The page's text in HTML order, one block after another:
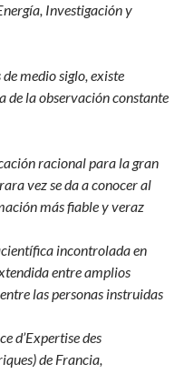
Investigación y
medio siglo, existe
de la observación constante
racional para la gran
vez se da a conocer al
más fiable y veraz
incontrolada en
entre amplios
las personas instruidas
d’Expertise des
de Francia,